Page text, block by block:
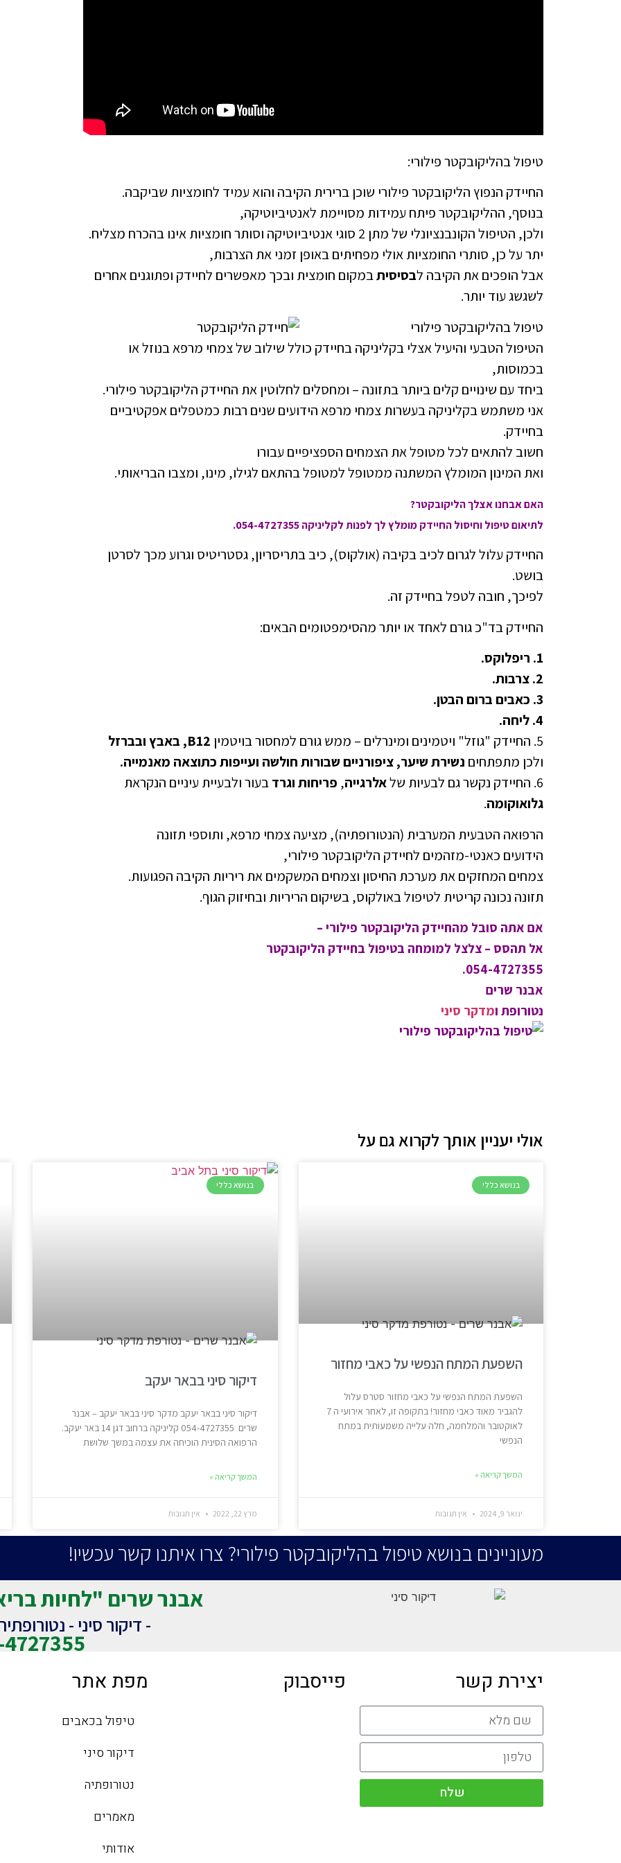
טיפול בהליקובקטר פילורי:
החיידק הנפוץ הליקובקטר פילורי שוכן ברירית הקיבה והוא עמיד לחומציות שביקבה.
בנוסף, ההליקובקטר פיתח עמידות מסויימת לאנטיביוטיקה,
ולכן, הטיפול הקונבנציונלי של מתן 2 סוגי אנטיביוטיקה וסותר חומציות אינו בהכרח מצליח.
יתר על כן, סותרי החומציות אולי מפחיתים באופן זמני את הצרבות,
אבל הופכים את הקיבה לבסיסיתבמקום חומצית ובכך מאפשרים לחיידק ופתוגנים אחרים
לשגשג עוד יותר.
טיפול בהליקובקטר פילורי
הטיפול הטבעי והיעיל אצלי בקליניקה בחיידק כולל שילוב של צמחי מרפא בנוזל או
בכמוסות,
ביחד עם שינויים קלים ביותר בתזונה – ומחסלים לחלוטין את החיידק הליקובקטר פילורי.
אני משתמש בקליניקה בעשרות צמחי מרפא הידועים שנים רבות כמטפלים אפקטיביים
בחיידק.
חשוב להתאים לכל מטופל את הצמחים הספציפיים עבורו
ואת המינון המומלץ המשתנה ממטופל למטופל בהתאם לגילו, מינו, ומצבו הבריאותי.
האם אבחנו אצלך הליקובקטר?
לתיאום טיפול וחיסול החיידק מומלץ לך לפנות לקליניקה 054-4727355.
החיידק עלול לגרום לכיב בקיבה (אולקוס), כיב בתריסריון, גסטריטיס וגרוע מכך לסרטן
בושט.
לפיכך, חובה לטפל בחיידק זה.
החיידק בד"כ גורם לאחד או יותר מהסימפטומים הבאים:
1. ריפלוקס.
2. צרבות.
3. כאבים ברום הבטן.
4. ליחה.
5. החיידק "גוזל" ויטמינים ומינרלים – ממש גורם למחסור בויטמין
B12, באבץ ובברזל
ולכן מתפתחים נשירת שיער, ציפורניים שבורות חולשה ועייפות כתוצאה מאנמייה.
6. החיידק נקשר גם לבעיות של
אלרגייה, פריחות וגרדבעור ולבעיית עיניים הנקראת
גלואוקומה.
הרפואה הטבעית המערבית (הנטורופתיה), מציעה צמחי מרפא, ותוספי תזונה
הידועים כאנטי-מזהמים לחיידק הליקובקטר פילורי,
צמחים המחזקים את מערכת החיסון וצמחים המשקמים את ריריות הקיבה הפגועות.
תזונה נכונה קריטית לטיפול באולקוס, בשיקום הריריות ובחיזוק הגוף.
אם אתה סובל מהחיידק הליקובקטר פילורי –
אל תהסס – צלצל למומחה בטיפול בחיידק הליקובקטר
054-4727355.
אבנר שרים
נטורופת ומדקר סיני
אולי יעניין אותך לקרוא גם על
בנושא כללי
השפעת המתח הנפשי על כאבי מחזור
השפעת המתח הנפשי על כאבי מחזור סטרס עלול
להגביר מאוד כאבי מחזור! בתקופה זו, לאחר אירועי ה 7
לאוקטובר והמלחמה, חלה עלייה משמעותית במתח
הנפשי
המשך קריאה »
ינואר 9, 2024 אין תגובות
בנושא כללי
דיקור סיני בבאר יעקב
דיקור סיני בבאר יעקב מדקר סיני בבאר יעקב – אבנר
שרים 054-4727355 קליניקה ברחוב דגן 14 באר יעקב.
הרפואה הסינית הוכיחה את עצמה במשך שלושת
המשך קריאה »
מרץ 22, 2022 אין תגובות
מעוניינים בנושא טיפול בהליקובקטר פילורי? צרו איתנו קשר עכשיו!
אבנר שרים "לחיות
- דיקור סיני -
יצירת קשר
שלח
פייסבוק מפת אתר
טיפול בכאבים
דיקור סיני
נטורופתיה
מאמרים
אודותי